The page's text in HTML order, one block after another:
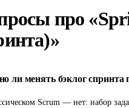
про
ли менять бэклог спринта
Scrum — нет: набор